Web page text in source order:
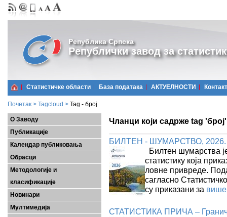
Република Српска
Републички завод за
Статистичке области Базa података АКТУЕЛНОСТИ Контакт
Почетак > Tagcloud > Tag - број
О Заводу
Публикације
Календар публиковања
Обрасци
Методологије и
класификације
Новинари
Мултимедија
Чланци који садрже tag 'број'
БИЛТЕН - ШУМАРСТВО, 2026.
Билтен шумарства
статистику која
ловне привреде.
сагласно
су приказани за више
СТАТИСТИКА ПРИЧА –